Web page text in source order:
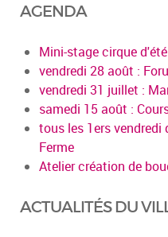
AGENDA
Mini-stage cirque d'été
vendredi 28 août :
vendredi 31 juillet :
samedi 15 août :
tous les 1ers
Ferme
Atelier création de
ACTUALITÉS DU